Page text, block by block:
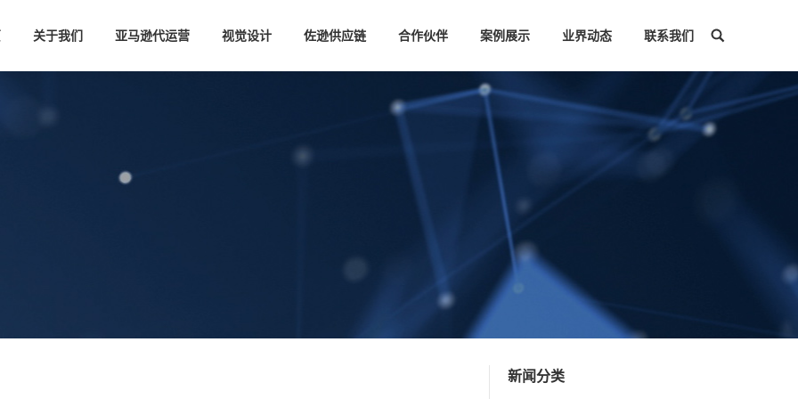
关于我们 亚马逊代运营 视觉设计 佐逊供应链 合作伙伴 案例展示 业界动态 联系我们
搜
新闻分类